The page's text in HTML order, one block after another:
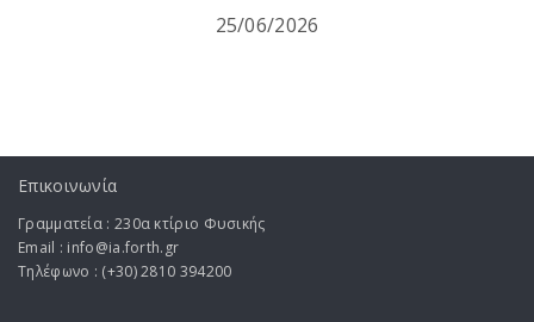
25/06/2026
Επικοινωνία
Γραμματεία : 230α κτίριο Φυσικής
Email : info@ia.forth.gr
Τηλέφωνο : (+30) 2810 394200